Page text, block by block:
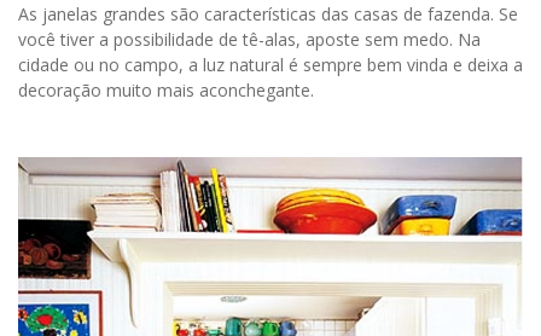
As janelas grandes são características das casas de fazenda. Se
você tiver a possibilidade de tê-alas, aposte sem medo. Na
cidade ou no campo, a luz natural é sempre bem vinda e deixa a
decoração muito mais aconchegante.